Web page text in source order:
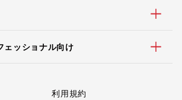
ェッショナル向け
利用規約